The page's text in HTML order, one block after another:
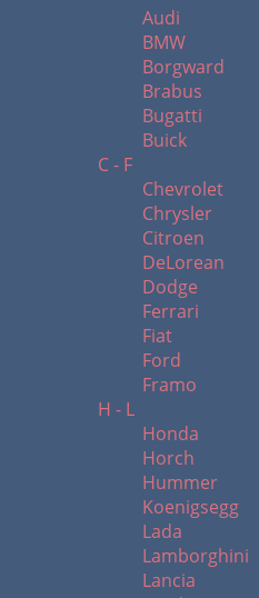
Audi
BMW
Borgward
Brabus
Bugatti
Buick
C - F
Chevrolet
Chrysler
Citroen
DeLorean
Dodge
Ferrari
Fiat
Ford
Framo
H - L
Honda
Horch
Hummer
Koenigsegg
Lada
Lamborghini
Lancia